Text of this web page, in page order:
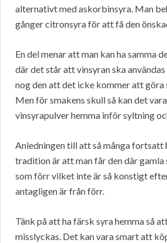
alternativt med askorbinsyra. Man
gånger citronsyra för att få den
En del menar att man kan ha samma
där det står att vinsyran ska användas
nog den att det icke kommer att göra
Men för smakens skull så kan det
vinsyrapulver hemma inför syltning
Anledningen till att så många fortsatt
tradition är att man får den där gamla
som förr vilket inte är så konstigt
antagligen är från förr.
Tänk på att ha färsk syra hemma så
misslyckas. Det kan vara smart att